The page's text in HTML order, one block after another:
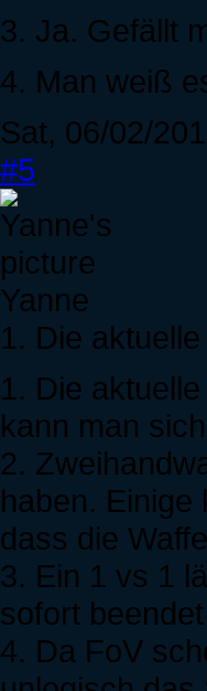
3. Ja. Gefällt
4. Man weiß
Sat, 06/02/
#5
Yanne
1. Die aktuelle
1. Die
kann man
2.
haben.
dass die
3. Ein 1 vs 1
sofort
4. Da FoV